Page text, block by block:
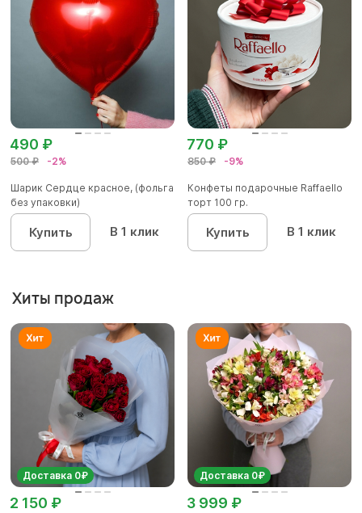
500 ₽ -2%
490 ₽
Шарик Сердце красное, (фольга
без упаковки)
Купить В 1 клик
850 ₽ -9%
770 ₽
Конфеты подарочные Raffaello
торт 100 гр.
Купить В 1 клик
Хиты продаж
Доставка 0₽
2 150 ₽
Доставка 0₽
3 999 ₽